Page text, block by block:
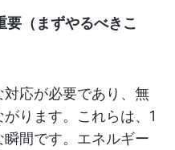
要（まずやるべきこ
応が必要であり、無
ります。これらは、1
間です。エネルギー